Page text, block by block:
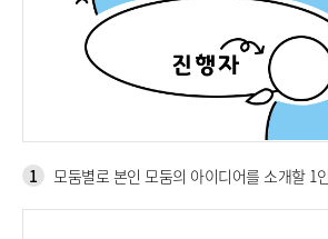
1 모둠별로 본인 모둠의 아이디어를 소개할 1